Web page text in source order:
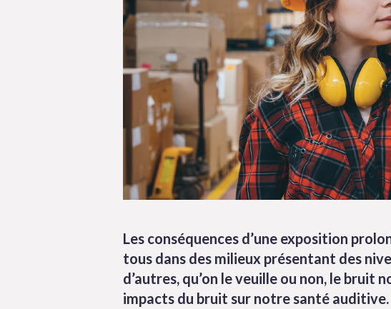
Les conséquences d’une exposition
tous dans des milieux présentant des
d’autres, qu’on le veuille ou non, le
impacts du bruit sur notre santé